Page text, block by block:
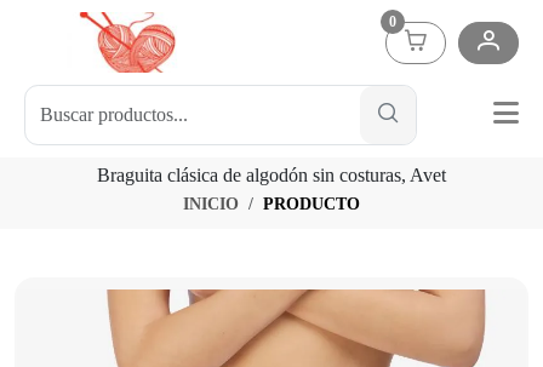
0
Braguita clásica de algodón sin costuras, Avet
INICIO PRODUCTO